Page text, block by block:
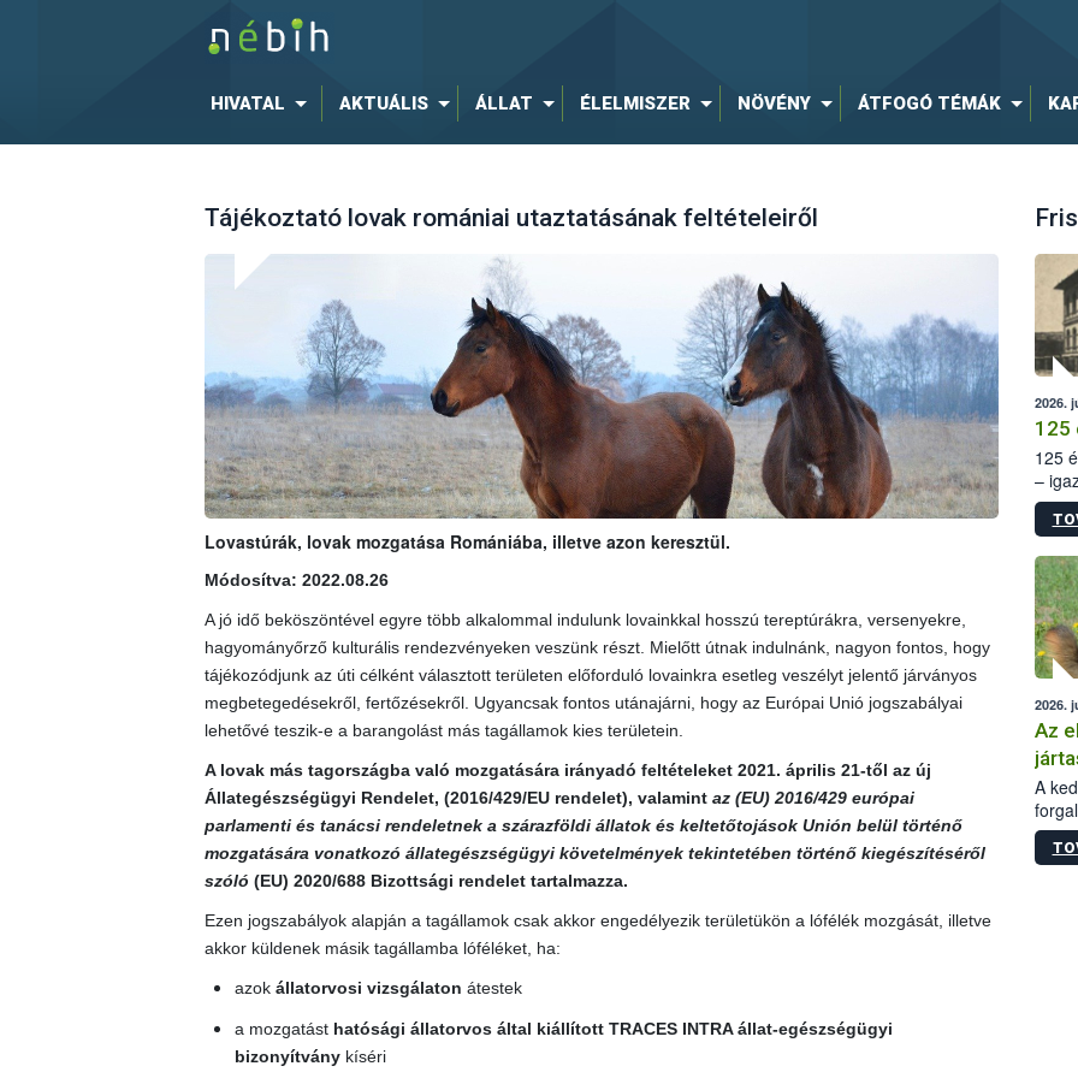
HIVATAL AKTUÁLIS ÁLLAT ÉLELMISZER NÖVÉNY ÁTFOGÓ TÉMÁK
Tájékoztató lovak romániai utaztatásának feltételeiről
Lovastúrák, lovak mozgatása Romániába, illetve azon keresztül.
Módosítva: 2022.08.26
A jó idő beköszöntével egyre több alkalommal indulunk lovainkkal hosszú tereptúrákra, versenyekre,
hagyományőrző kulturális rendezvényeken veszünk részt. Mielőtt útnak indulnánk, nagyon fontos, hogy
tájékozódjunk az úti célként választott területen előforduló lovainkra esetleg veszélyt jelentő járványos
megbetegedésekről, fertőzésekről. Ugyancsak fontos utánajárni, hogy az Európai Unió jogszabályai
lehetővé teszik-e a barangolást más tagállamok kies területein.
A lovak más tagországba való mozgatására irányadó feltételeket 2021. április 21-től az új
Állategészségügyi Rendelet, (2016/429/EU rendelet), valamint az (EU) 2016/429 európai
parlamenti és tanácsi rendeletnek a szárazföldi állatok és keltetőtojások Unión belül történő
mozgatására vonatkozó állategészségügyi követelmények tekintetében történő kiegészítéséről
szóló (EU) 2020/688Bizottsági rendelet tartalmazza.
Ezen jogszabályok alapján a tagállamok csak akkor engedélyezik területükön a lófélék mozgását, illetve
akkor küldenek másik tagállamba lóféléket, ha:
azok állatorvosi vizsgálaton átestek
a mozgatást hatósági állatorvos által kiállított TRACES INTRA állat-egészségügyi
bizonyítványkíséri
2026.
125
125
–
15.
2026.
Az
A